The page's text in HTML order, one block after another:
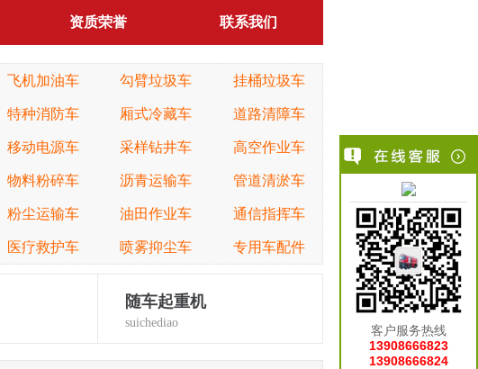
资质荣誉 联系我们
飞机加油车 勾臂垃圾车 挂桶垃圾车
特种消防车 厢式冷藏车 道路清障车
移动电源车 采样钻井车 高空作业车
物料粉碎车 沥青运输车 管道清淤车
粉尘运输车 油田作业车 通信指挥车
医疗救护车 喷雾抑尘车 专用车配件
随车起重机
suichediao
客户服务热线
13908666823
13908666824